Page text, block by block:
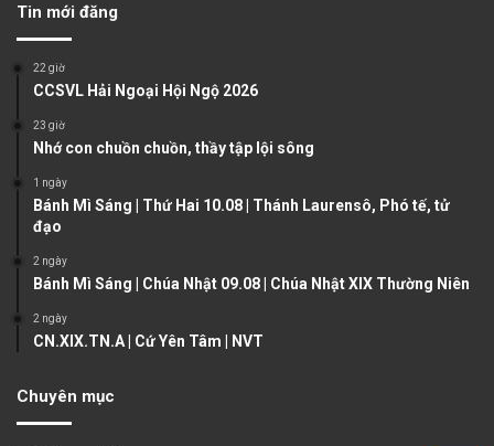
u
p
g
Tin mới đăng
22 giờ
CCSVL Hải Ngoại Hội Ngộ 2026
23 giờ
Nhớ con chuồn chuồn, thầy tập lội sông
1 ngày
Bánh Mì Sáng | Thứ Hai 10.08 | Thánh Laurensô, Phó tế, tử
đạo
2 ngày
Bánh Mì Sáng | Chúa Nhật 09.08 | Chúa Nhật XIX Thường Niên
2 ngày
CN.XIX.TN.A | Cứ Yên Tâm | NVT
Chuyên mục